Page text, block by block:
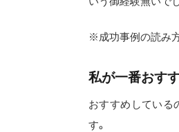
※成功事例の読み
私が一番おす
おすすめしている
す。